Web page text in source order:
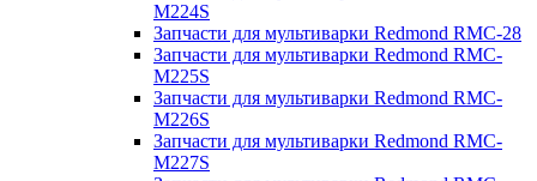
M224S
Запчасти для мультиварки Redmond RMC-28
Запчасти для мультиварки Redmond RMC-
M225S
Запчасти для мультиварки Redmond RMC-
M226S
Запчасти для мультиварки Redmond RMC-
M227S